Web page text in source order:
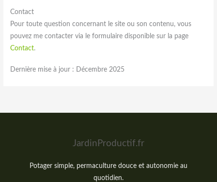
Contact
Pour toute question concernant le site ou son contenu, vous
pouvez me contacter via le formulaire disponible sur la page
Contact.
Dernière mise à jour : Décembre 2025
JardinProductif.fr
Potager simple, permaculture douce et autonomie au
quotidien.